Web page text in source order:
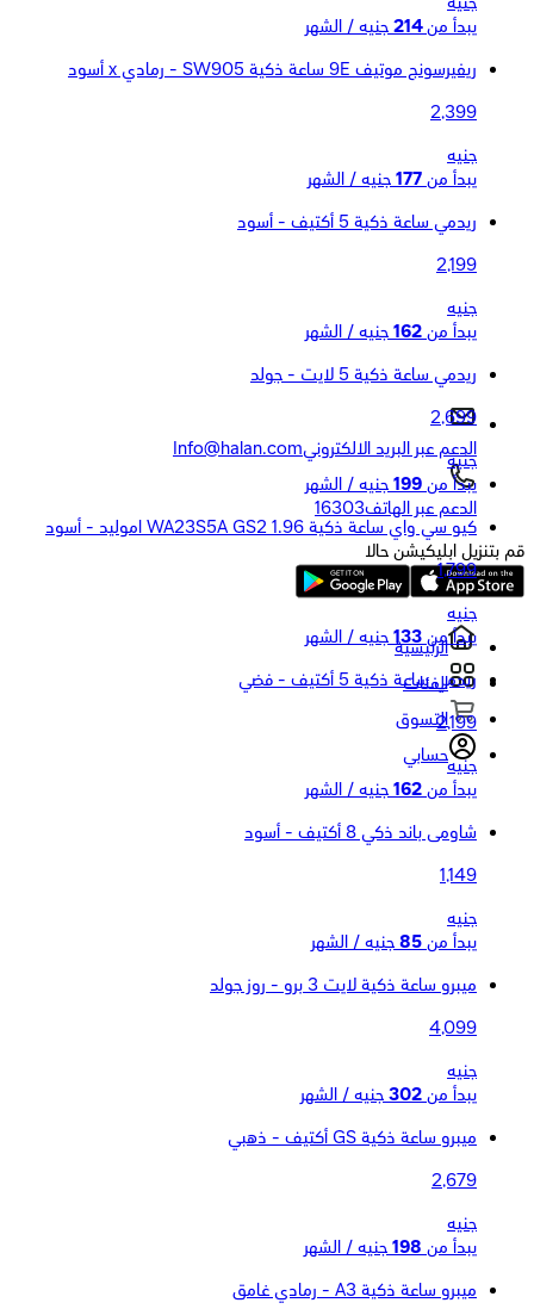
يبدأ من 214 جنيه / الشهر
ريفيرسونج موتيف 9E ساعة ذكية SW905 - رمادي x أسود
2,399
جنيه
يبدأ من 177 جنيه / الشهر
ريدمي ساعة ذكية 5 أكتيف - أسود
2,199
جنيه
يبدأ من 162 جنيه / الشهر
ريدمي ساعة ذكية 5 لايت - جولد
2,699
جنيه
يبدأ من 199 جنيه / الشهر
كيو سي واي ساعة ذكية WA23S5A GS2 1.96 اموليد - أسود
1,799
جنيه
يبدأ من 133 جنيه / الشهر
ريدمي ساعة ذكية 5 أكتيف - فضي
2,199
جنيه
يبدأ من 162 جنيه / الشهر
شاومى باند ذكي 8 أكتيف - أسود
1,149
جنيه
يبدأ من 85 جنيه / الشهر
ميبرو ساعة ذكية لايت 3 برو - روز جولد
4,099
جنيه
يبدأ من 302 جنيه / الشهر
ميبرو ساعة ذكية GS أكتيف - ذهبي
2,679
جنيه
يبدأ من 198 جنيه / الشهر
ميبرو ساعة ذكية A3 - رمادي غامق
الدعم عبر البريد الالكترونيInfo@halan.com
الدعم عبر الهاتف16303
قم بتنزيل ابليكيشن حالا
الرئيسية
الفئات
التسوق
حسابي